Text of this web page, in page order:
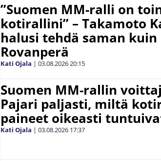
”Suomen MM-ralli on
kotirallini” – Takamoto
halusi tehdä saman kuin
Rovanperä
Kati Ojala | 03.08.202620:15
Suomen MM-rallin
Pajari paljasti, miltä
paineet oikeasti
Kati Ojala | 03.08.2026 17:37